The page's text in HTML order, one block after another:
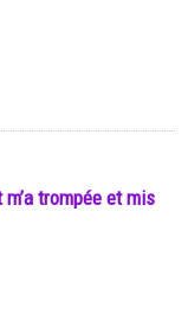
trompée et mis